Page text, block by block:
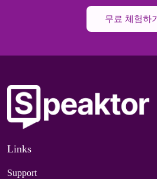
무료 체험하기
Links
Support